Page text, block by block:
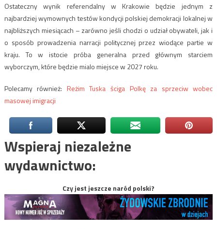
Ostateczny wynik referendalny w Krakowie będzie jednym z
najbardziej wymownych testów kondycji polskiej demokracji lokalnej w
najbliższych miesiącach – zarówno jeśli chodzi o udział obywateli, jak i
o sposób prowadzenia narracji politycznej przez wiodące partie w
kraju. To w istocie próba generalna przed głównym starciem
wyborczym, które będzie mialo miejsce w 2027 roku.
Polecamy również: Reżim Tuska ściga Polkę za sprzeciw wobec
masowej imigracji
Wspieraj niezależne
wydawnictwo:
Czy jest jeszcze naród polski?